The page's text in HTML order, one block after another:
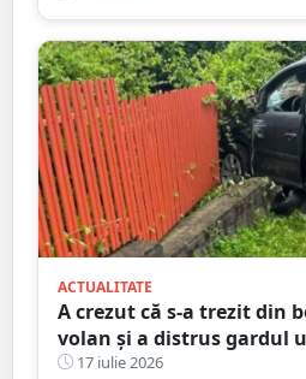
mascații
ACTUALITATE
A crezut că s-a trezit din
volan și a distrus gardul
județul Satu Mare
17 iulie 2026